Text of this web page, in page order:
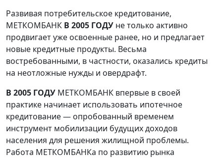
Развивая потребительское кредитование,
МЕТКОМБАНК В 2005 ГОДУ не только активно
продвигает уже освоенные ранее, но и предлагает
новые кредитные продукты. Весьма
востребованными, в частности, оказались кредиты
на неотложные нужды и овердрафт.
В 2005 ГОДУ МЕТКОМБАНК впервые в своей
практике начинает использовать ипотечное
кредитование — опробованный временем
инструмент мобилизации будущих доходов
населения для решения жилищной проблемы.
Работа МЕТКОМБАНКа по развитию рынка